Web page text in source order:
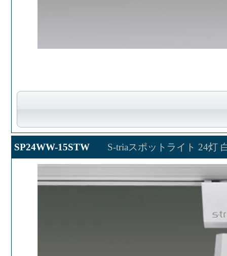
SP24WW-15STW S-triaスポットライト 24灯